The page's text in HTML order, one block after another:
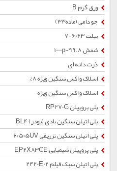
ورق گرم B
جو دامی (ماده33)
بیلت 6063-7
شمش 1000p-99.8
ذرت دانه ای
اسلاک واکس سنگین ویژه 8%
اسلاک واکس سنگین ویژه
پلی پروپیلن RP270G
پلی اتیلن سنگین بادی (پودر) BL4
پلی اتیلن سنگین تزریقی 60505UV
پلی پروپیلن شیمیایی EP2X83CE
پلی اتیلن سبک فیلم 2420E02